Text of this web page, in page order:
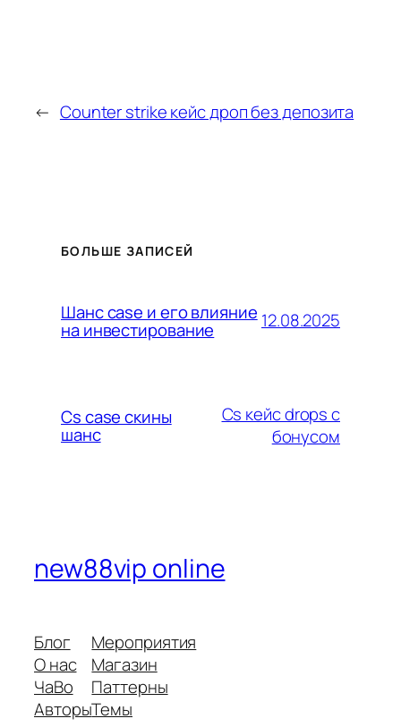
← Counter strike кейс дроп без депозита
БОЛЬШЕ ЗАПИСЕЙ
Шанс case и его влияние
на инвестирование 12.08.2025
Cs case скины
шанс
Cs кейс drops с
бонусом
new88vip online
Блог
О нас
ЧаВо
Авторы
Мероприятия
Магазин
Паттерны
Темы